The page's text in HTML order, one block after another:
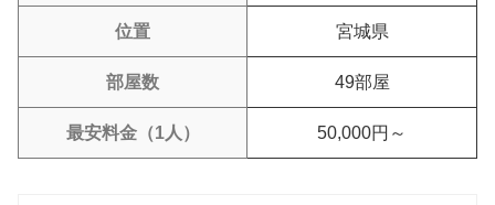
位置 宮城県
部屋数 49部屋
最安料金（1人） 50,000円～